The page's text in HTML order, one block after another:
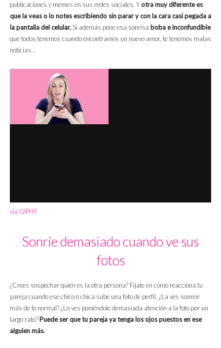
publicaciones y memes en sus redes sociales. Yotra muy diferente es
que la veas o lo notes escribiendo sin parar y con la cara casi pegada a
la pantalla del celular. Si además pone esa sonrisa boba e inconfundible
que todos tenemos cuando encontramos un nuevo amor, te tenemos malas
noticias…
via GIPHY
Sonríe demasiado cuando ve sus
fotos
¿Crees sospechar quién es la otra persona? Fíjate en cómo reacciona tu
pareja cuando ese chico o chica sube una foto de perfil. ¿La ves sonreír
más de lo normal? ¿Lo ves poniéndole demasiada atención a la foto por un
largo rato? Puede ser que tu pareja ya tenga los ojos puestos en ese
alguien más.